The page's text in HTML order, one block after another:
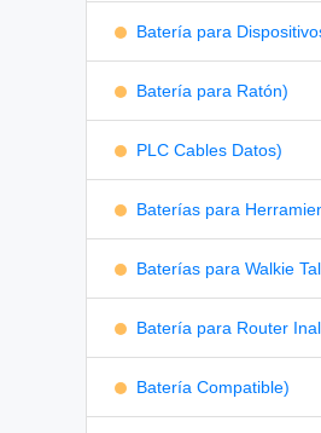
Batería para
Batería para Ratón)
PLC Cables Datos)
Baterías para
Baterías para Walkie
Batería para Router
Batería Compatible)